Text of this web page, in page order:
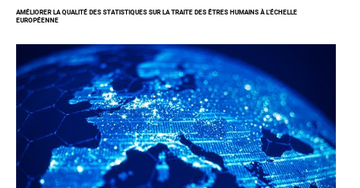
clients
la
traite
à
des
fins
d’exploitation
sexuelle
AMÉLIORER LA QUALITÉ DES STATISTIQUES SUR LA TRAITE DES ÊTRES HUMAINS À L’ÉCHELLE
EUROPÉENNE